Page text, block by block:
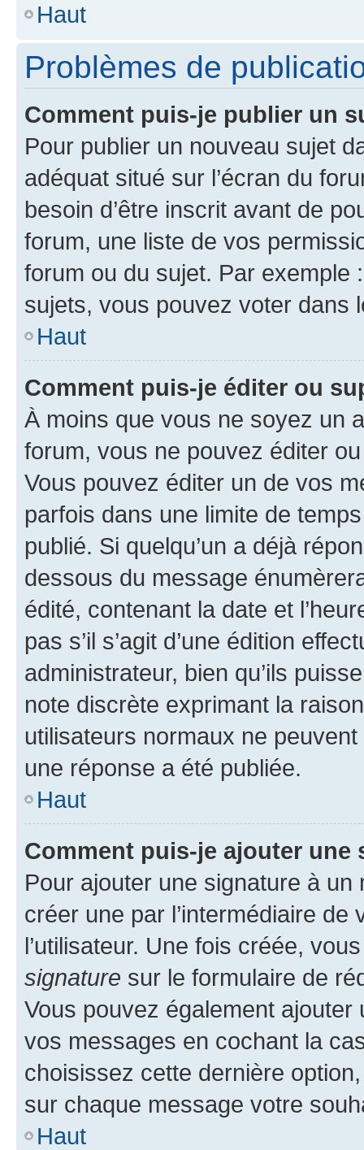
Haut
Problèmes de
Comment puis-je publier un
Pour publier un nouveau sujet
adéquat situé sur l’écran du
besoin d’être inscrit avant de
forum, une liste de vos
forum ou du sujet. Par exemple
sujets, vous pouvez voter dans
Haut
Comment puis-je éditer ou
À moins que vous ne soyez un
forum, vous ne pouvez éditer
Vous pouvez éditer un de vos
parfois dans une limite de
publié. Si quelqu’un a déjà
dessous du message
édité, contenant la date et
pas s’il s’agit d’une édition
administrateur, bien qu’ils
note discrète exprimant la
utilisateurs normaux ne
une réponse a été publiée.
Haut
Comment puis-je ajouter une
Pour ajouter une signature à un
créer une par l’intermédiaire
l’utilisateur. Une fois créée,
signature sur le formulaire de
Vous pouvez également
vos messages en cochant la
choisissez cette dernière
sur chaque message votre
Haut